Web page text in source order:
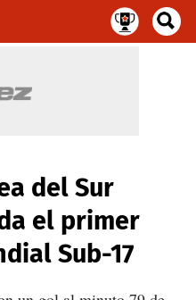
del Sur
el primer
Sub-17